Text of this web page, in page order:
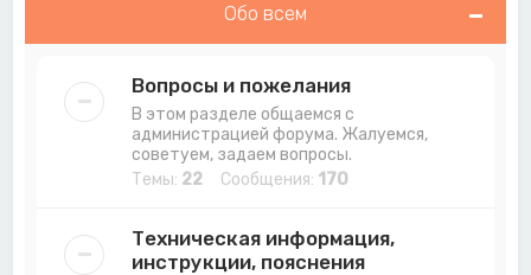
Обо всем
Вопросы и пожелания
В этом разделе общаемся с
администрацией форума. Жалуемся,
советуем, задаем вопросы.
Темы: 22 Сообщения: 170
Техническая информация,
инструкции, пояснения